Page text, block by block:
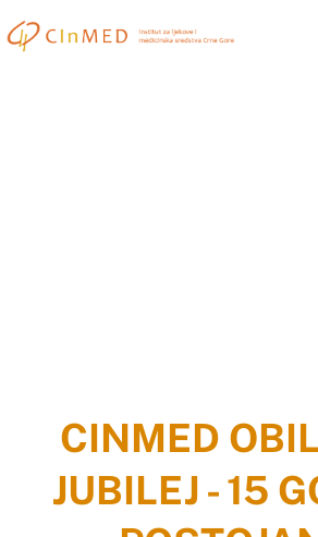
CINMED
JUBILEJ - 15